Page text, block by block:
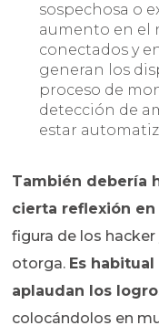
sospechosa o
aumento en el
conectados y
generan los
proceso de
detección de
estar
También debería
cierta reflexión en
figura de los
otorga. Es
aplaudan los
colocándolos en